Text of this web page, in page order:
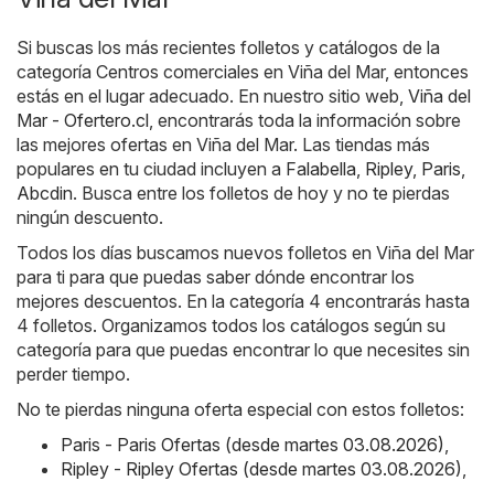
Si buscas los más recientes folletos y catálogos de la
categoría Centros comerciales en Viña del Mar, entonces
estás en el lugar adecuado. En nuestro sitio web, Viña del
Mar - Ofertero.cl , encontrarás toda la información sobre
las mejores ofertas en Viña del Mar. Las tiendas más
populares en tu ciudad incluyen a Falabella Ripley, Paris
Abcdin. Busca entre los folletos de hoy y no te pierdas
ningún descuento.
Todos los días buscamos nuevos folletos en Viña del Mar
para ti para que puedas saber dónde encontrar los
mejores descuentos. En la categoría 4 encontrarás hasta
4 folletos. Organizamos todos los catálogos según su
categoría para que puedas encontrar lo que necesites sin
perder tiempo.
No te pierdas ninguna oferta especial con estos folletos:
Paris - Paris Ofertas (desde martes 03.08.2026)
Ripley - Ripley Ofertas (desde martes 03.08.2026)